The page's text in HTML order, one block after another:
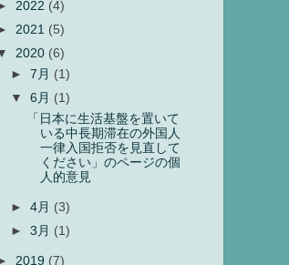
2022 (4)
2021 (5)
2020 (6)
►7月 (1)
▼6月 (1)
「日本に生活基盤を置いて
いる中長期滞在の外国人
一律入国拒否を見直して
ください」のページの個
人的意見
►4月 (3)
►3月 (1)
2019 (7)